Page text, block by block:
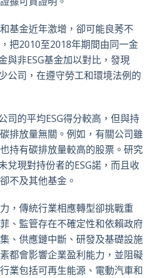
基金近年激增，卻可能良莠不
把2010至2018年期間由同一金
與非ESG基金加以對比，發現
公司，在遵守勞工和環境法例的
司的平均ESG得分較高，但與持
排放量無關。例如，有關公司雖
持有碳排放量較高的股票。研究
兌現對持份者的ESG諾，而且收
不及其他基金。
，傳統行業相應轉型卻挑戰重
、監管存在不確定性和依賴政府
、供應鏈中斷、研發及基礎設施
都會影響企業盈利能力，並阻礙
業包括可再生能源、電動汽車和